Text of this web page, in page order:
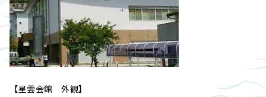
【星雲会館 外観】